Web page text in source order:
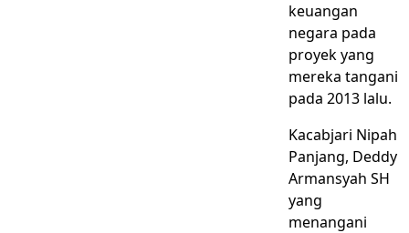
keuangan
negara pada
proyek yang
mereka tangani
pada 2013 lalu.
Kacabjari Nipah
Panjang, Deddy
Armansyah SH
yang
menangani